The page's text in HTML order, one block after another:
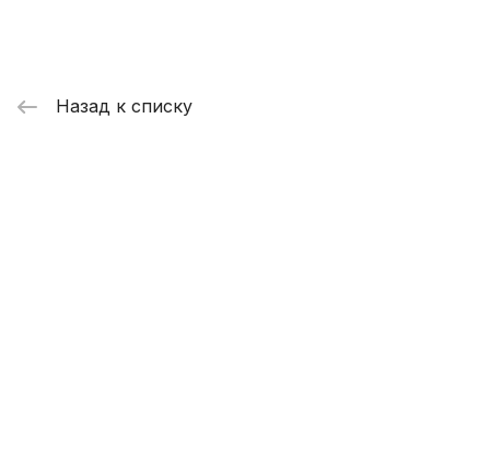
Назад к списку